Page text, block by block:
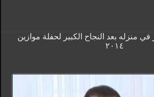
منزله بعد النجاح الكبير لحفلة موازين
٢٠١٤